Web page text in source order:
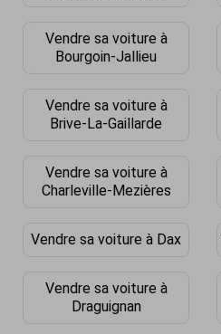
Vendre sa voiture à
Bourgoin-Jallieu
Vendre sa voiture à
Brive-La-Gaillarde
Vendre sa voiture à
Charleville-Mezières
Vendre sa voiture à Dax
Vendre sa voiture à
Draguignan